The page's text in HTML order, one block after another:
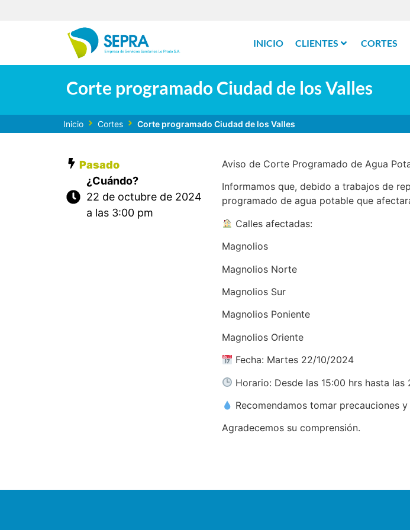
INICIO CLIENTES CORTES
Corte programado Ciudad de los Valles
Inicio Cortes Corte programado Ciudad de los Valles
Pasado
¿Cuándo?
22 de octubre de 2024
a las 3:00 pm
Aviso de Corte Programado de Agua
Informamos que, debido a trabajos de
programado de agua potable que
Calles afectadas:
Magnolios
Magnolios Norte
Magnolios Sur
Magnolios Poniente
Magnolios Oriente
Fecha: Martes 22/10/2024
Horario: Desde las 15:00 hrs hasta las
Recomendamos tomar precauciones
Agradecemos su comprensión.